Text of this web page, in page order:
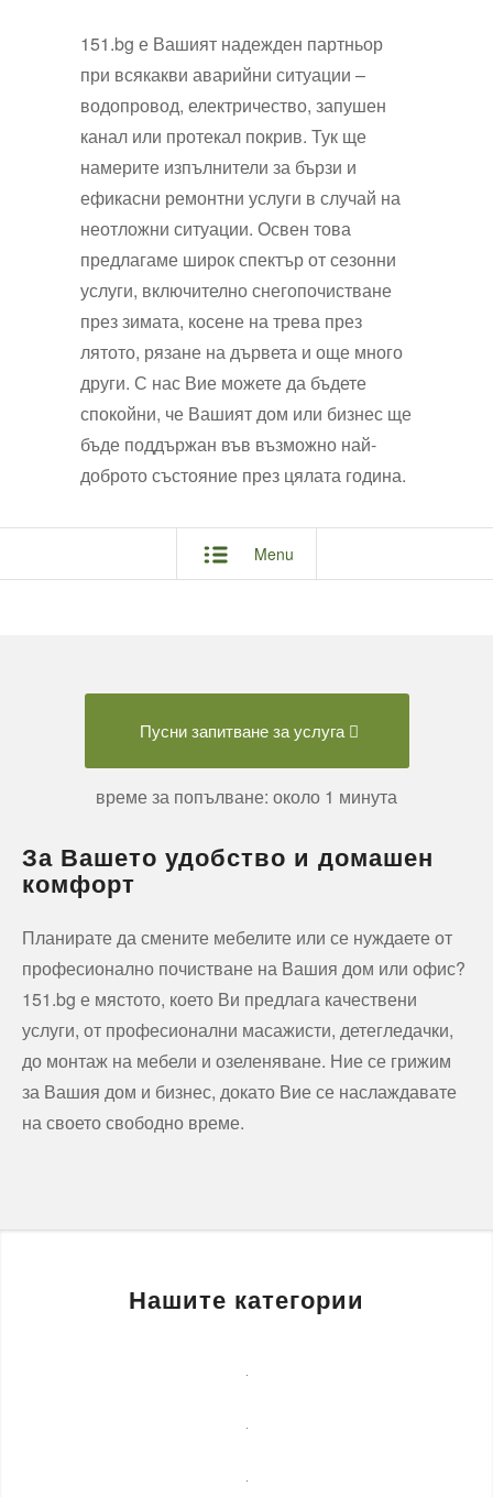
151.bg е Вашият надежден партньор
при всякакви аварийни ситуации –
водопровод, електричество, запушен
канал или протекал покрив. Тук ще
намерите изпълнители за бързи и
ефикасни ремонтни услуги в случай на
неотложни ситуации. Освен това
предлагаме широк спектър от сезонни
услуги, включително снегопочистване
през зимата, косене на трева през
лятото, рязане на дървета и още много
други. С нас Вие можете да бъдете
спокойни, че Вашият дом или бизнес ще
бъде поддържан във възможно най-
доброто състояние през цялата година.
Menu
Пусни запитване за услуга
време за попълване: около 1 минута
За Вашето удобство и домашен
комфорт
Планирате да смените мебелите или се нуждаете от
професионално почистване на Вашия дом или офис?
151.bg е мястото, което Ви предлага качествени
услуги, от професионални масажисти, детегледачки,
до монтаж на мебели и озеленяване. Ние се грижим
за Вашия дом и бизнес, докато Вие се наслаждавате
на своето свободно време.
Нашите категории